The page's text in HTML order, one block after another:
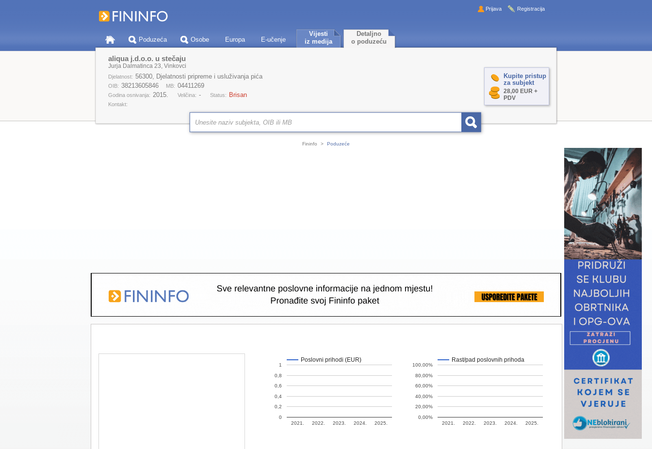
Poduzeća Osobe Europa E-učenje
Vijesti
iz medija
Detaljno
o poduzeću
Prijava Registracija
Kupite pristup
za subjekt
28,00 EUR +
PDV
aliqua j.d.o.o. u stečaju
Jurja Dalmatinca 23, Vinkovci
Djelatnost: 56300, Djelatnosti pripreme i usluživanja pića
OIB: 38213605846 MB: 04411269
Godina osnivanja: 2015. Veličina: - Status: Brisan
Kontakt:
Fininfo > Poduzeće
Poslovni prihodi (EUR)
2021. 2022. 2023. 2024. 2025.
0
0,2
0,4
0,6
0,8
1
Rast/pad poslovnih prihoda
2021. 2022. 2023. 2024. 2025.
0,00%
20,00%
40,00%
60,00%
80,00%
100,00%